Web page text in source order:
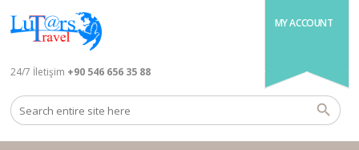
MY ACCOUNT
24/7 İletişim +90 546 656 35 88